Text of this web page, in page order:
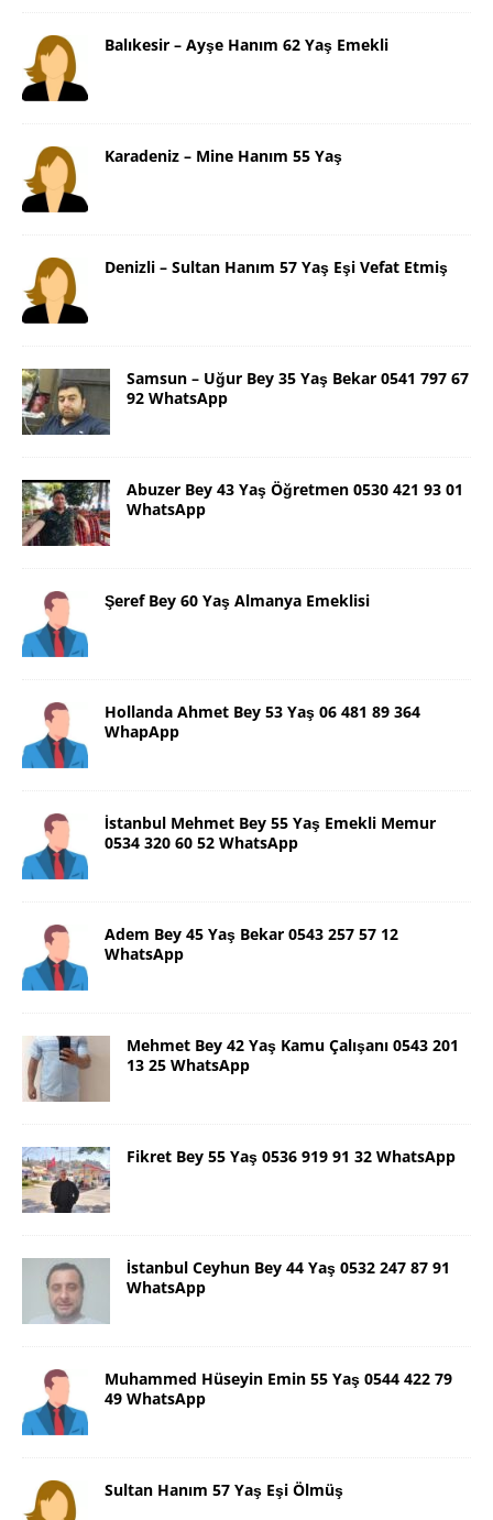
Balıkesir – Ayşe Hanım 62 Yaş Emekli
Karadeniz – Mine Hanım 55 Yaş
Denizli – Sultan Hanım 57 Yaş Eşi Vefat Etmiş
Samsun – Uğur Bey 35 Yaş Bekar 0541 797 67
92 WhatsApp
Abuzer Bey 43 Yaş Öğretmen 0530 421 93 01
WhatsApp
Şeref Bey 60 Yaş Almanya Emeklisi
Hollanda Ahmet Bey 53 Yaş 06 481 89 364
WhapApp
İstanbul Mehmet Bey 55 Yaş Emekli Memur
0534 320 60 52 WhatsApp
Adem Bey 45 Yaş Bekar 0543 257 57 12
WhatsApp
Mehmet Bey 42 Yaş Kamu Çalışanı 0543 201
13 25 WhatsApp
Fikret Bey 55 Yaş 0536 919 91 32 WhatsApp
İstanbul Ceyhun Bey 44 Yaş 0532 247 87 91
WhatsApp
Muhammed Hüseyin Emin 55 Yaş 0544 422 79
49 WhatsApp
Sultan Hanım 57 Yaş Eşi Ölmüş